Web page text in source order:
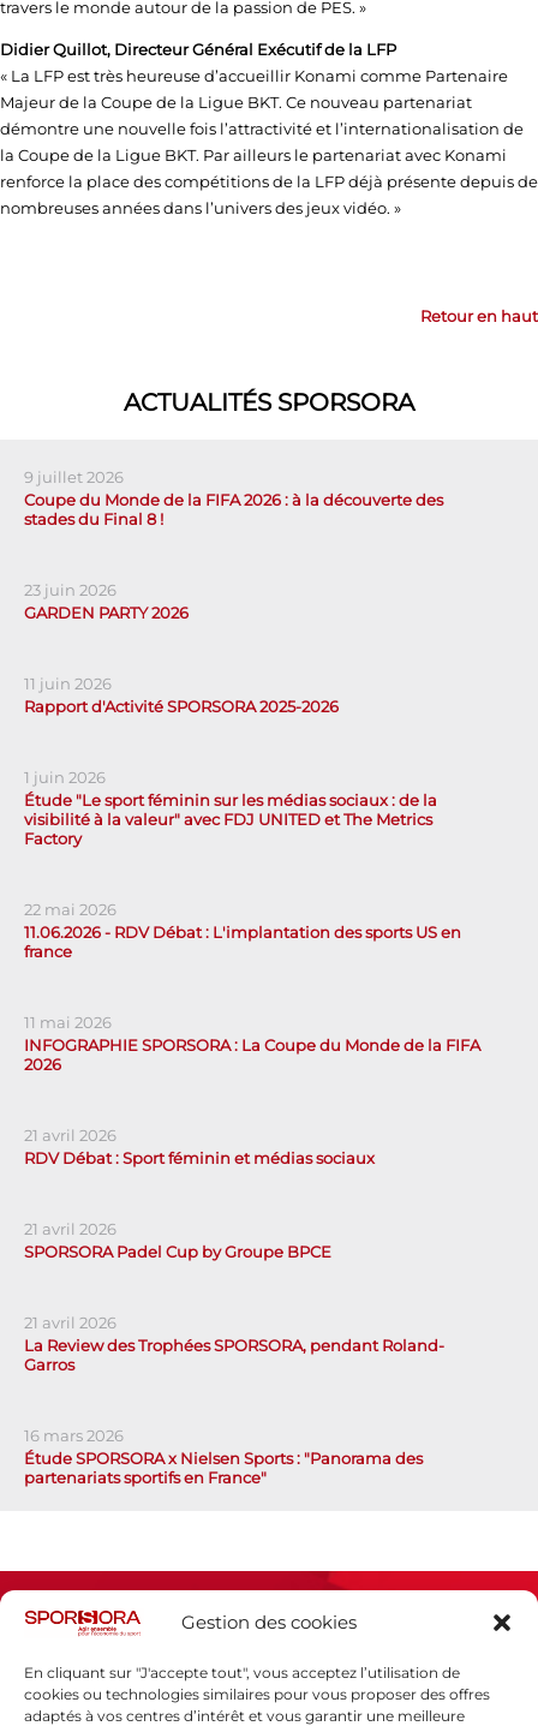
Gestion des cookies
En cliquant sur "J'accepte tout", vous acceptez l’utilisation de
cookies ou technologies similaires pour vous proposer des offres
adaptés à vos centres d’intérêt et vous garantir une meilleure
travers le monde autour de la passion de PES. »
Didier Quillot, Directeur Général Exécutif de la LFP
« La LFP est très heureuse d’accueillir Konami comme Partenaire
Majeur de la Coupe de la Ligue BKT. Ce nouveau partenariat
démontre une nouvelle fois l’attractivité et l’internationalisation de
la Coupe de la Ligue BKT. Par ailleurs le partenariat avec Konami
renforce la place des compétitions de la LFP déjà présente depuis de
nombreuses années dans l’univers des jeux vidéo. »
Retour en haut
ACTUALITÉS SPORSORA
9 juillet 2026
Coupe du Monde de la FIFA 2026 : à la découverte des
stades du Final 8 !
23 juin 2026
GARDEN PARTY 2026
11 juin 2026
Rapport d'Activité SPORSORA 2025-2026
1 juin 2026
Étude "Le sport féminin sur les médias sociaux : de la
visibilité à la valeur" avec FDJ UNITED et The Metrics
Factory
22 mai 2026
11.06.2026 - RDV Débat : L'implantation des sports US en
france
11 mai 2026
INFOGRAPHIE SPORSORA : La Coupe du Monde de la FIFA
2026
21 avril 2026
RDV Débat : Sport féminin et médias sociaux
21 avril 2026
SPORSORA Padel Cup by Groupe BPCE
21 avril 2026
La Review des Trophées SPORSORA, pendant Roland-
Garros
16 mars 2026
Étude SPORSORA x Nielsen Sports : "Panorama des
partenariats sportifs en France"
Espace presse